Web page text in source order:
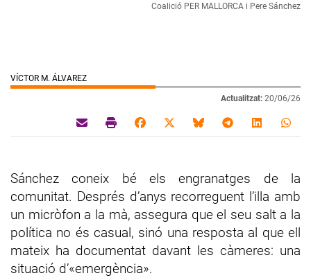
Coalició PER MALLORCA i Pere Sánchez
VÍCTOR M. ÁLVAREZ
Actualitzat: 20/06/26
Sánchez coneix bé els engranatges de la
comunitat. Després d’anys recorreguent l’illa amb
un micròfon a la mà, assegura que el seu salt a la
política no és casual, sinó una resposta al que ell
mateix ha documentat davant les càmeres: una
situació d’«emergència».